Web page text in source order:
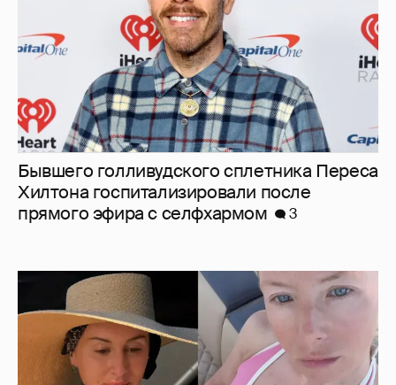
Бывшего голливудского сплетника Переса
Хилтона госпитализировали после
прямого эфира с селфхармом
3